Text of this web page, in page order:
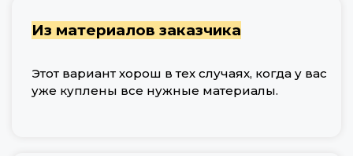
Из материалов заказчика
Этот вариант хорош в тех случаях, когда у вас
уже куплены все нужные материалы.